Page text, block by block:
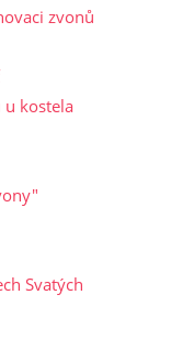
zvonů
kostela
Svatých